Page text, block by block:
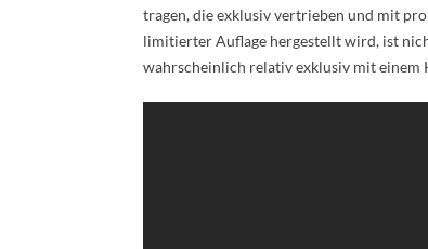
tragen, die exklusiv vertrieben und mit
limitierter Auflage hergestellt wird, ist
wahrscheinlich relativ exklusiv mit einem